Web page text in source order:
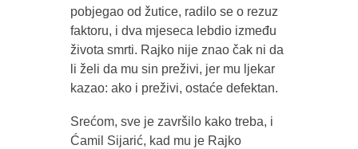
pobjegao od žutice, radilo se o rezuz
faktoru, i dva mjeseca lebdio između
života smrti. Rajko nije znao čak ni da
li želi da mu sin preživi, jer mu ljekar
kazao: ako i preživi, ostaće defektan.
Srećom, sve je završilo kako treba, i
Ćamil Sijarić, kad mu je Rajko